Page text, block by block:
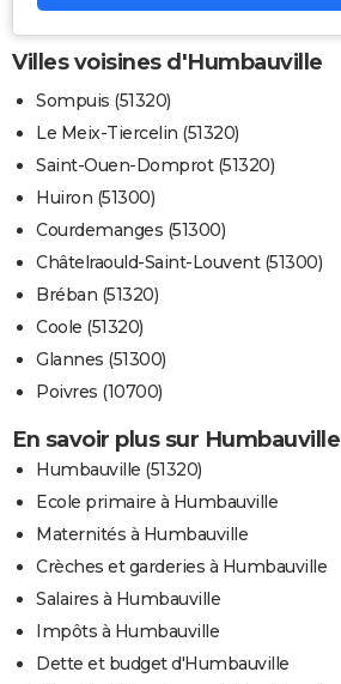
Villes voisines d'Humbauville
Sompuis (51320)
Le Meix-Tiercelin (51320)
Saint-Ouen-Domprot (51320)
Huiron (51300)
Courdemanges (51300)
Châtelraould-Saint-Louvent (51300)
Bréban (51320)
Coole (51320)
Glannes (51300)
Poivres (10700)
En savoir plus sur Humbauville
Humbauville (51320)
Ecole primaire à Humbauville
Maternités à Humbauville
Crèches et garderies à Humbauville
Salaires à Humbauville
Impôts à Humbauville
Dette et budget d'Humbauville